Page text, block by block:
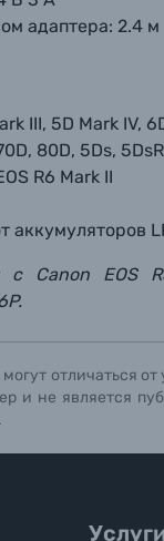
адаптера: 2.4 м
III, 5D Mark IV,
80D, 5Ds,
R6 Mark II
с Canon
отличаться
и не является